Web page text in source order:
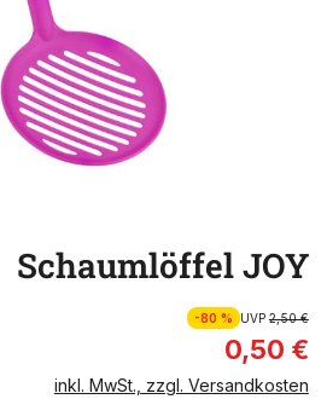
Schaumlöffel JOY
-80 % UVP2,50 €
0,50 €
inkl. MwSt., zzgl. Versandkosten